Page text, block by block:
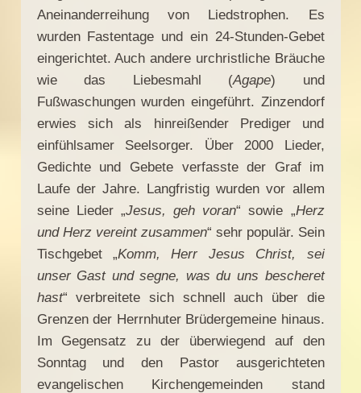
Aneinanderreihung von Liedstrophen. Es
wurden Fastentage und ein 24-Stunden-Gebet
eingerichtet. Auch andere urchristliche Bräuche
wie das Liebesmahl (Agape) und
Fußwaschungen wurden eingeführt. Zinzendorf
erwies sich als hinreißender Prediger und
einfühlsamer Seelsorger. Über 2000 Lieder,
Gedichte und Gebete verfasste der Graf im
Laufe der Jahre. Langfristig wurden vor allem
seine Lieder „Jesus, geh voran“ sowie „Herz
und Herz vereint zusammen“ sehr populär. Sein
Tischgebet „Komm, Herr Jesus Christ, sei
unser Gast und segne, was du uns bescheret
hast“ verbreitete sich schnell auch über die
Grenzen der Herrnhuter Brüdergemeine hinaus.
Im Gegensatz zu der überwiegend auf den
Sonntag und den Pastor ausgerichteten
evangelischen Kirchengemeinden stand